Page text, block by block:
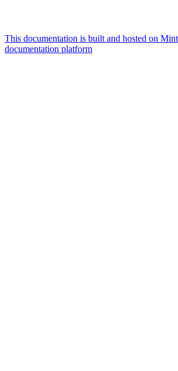
This documentation is built and hosted on
documentation platform